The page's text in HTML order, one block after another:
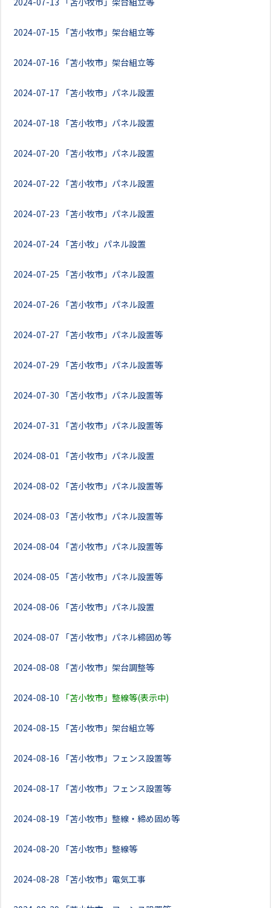
2024-07-15 「苫小牧市」架台組立等
2024-07-16 「苫小牧市」架台組立等
2024-07-17 「苫小牧市」パネル設置
2024-07-18 「苫小牧市」パネル設置
2024-07-20 「苫小牧市」パネル設置
2024-07-22 「苫小牧市」パネル設置
2024-07-23 「苫小牧市」パネル設置
2024-07-24 「苫小牧」パネル設置
2024-07-25 「苫小牧市」パネル設置
2024-07-26 「苫小牧市」パネル設置
2024-07-27 「苫小牧市」パネル設置等
2024-07-29 「苫小牧市」パネル設置等
2024-07-30 「苫小牧市」パネル設置等
2024-07-31 「苫小牧市」パネル設置等
2024-08-01 「苫小牧市」パネル設置
2024-08-02 「苫小牧市」パネル設置等
2024-08-03 「苫小牧市」パネル設置等
2024-08-04 「苫小牧市」パネル設置等
2024-08-05 「苫小牧市」パネル設置等
2024-08-06 「苫小牧市」パネル設置
2024-08-07 「苫小牧市」パネル締固め等
2024-08-08 「苫小牧市」架台調整等
2024-08-10 「苫小牧市」整線等(表示中)
2024-08-15 「苫小牧市」架台組立等
2024-08-16 「苫小牧市」フェンス設置等
2024-08-17 「苫小牧市」フェンス設置等
2024-08-19 「苫小牧市」整線・締め固め等
2024-08-20 「苫小牧市」整線等
2024-08-28 「苫小牧市」電気工事